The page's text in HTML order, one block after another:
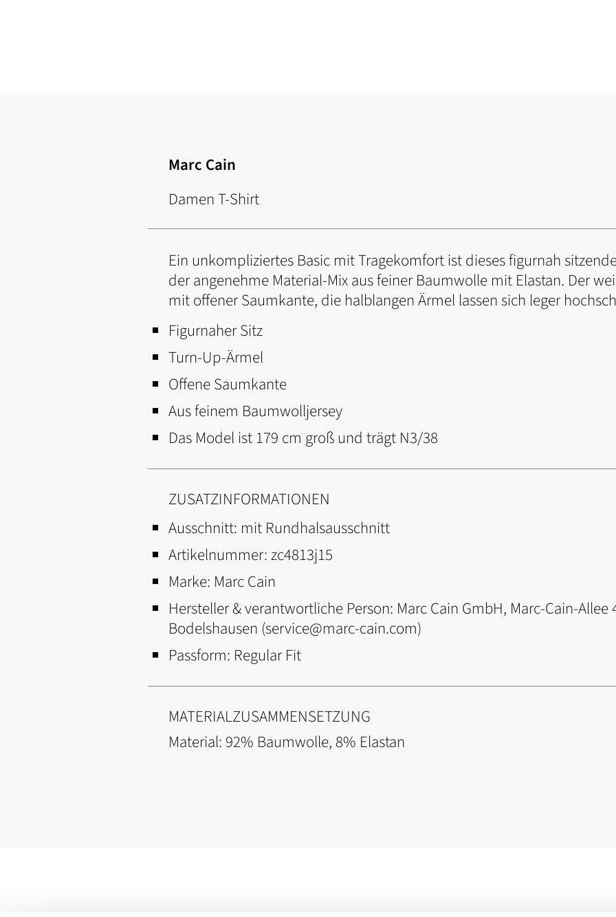
Marc Cain
Damen T-Shirt
Ein unkompliziertes Basic mit Tragekomfort ist dieses figurnah
der angenehme Material-Mix aus feiner Baumwolle mit Elastan. Der
mit offener Saumkante, die halblangen Ärmel lassen sich leger
Figurnaher Sitz
Turn-Up-Ärmel
Offene Saumkante
Aus feinem Baumwolljersey
Das Model ist 179 cm groß und trägt N3/38
ZUSATZINFORMATIONEN
Ausschnitt: mit Rundhalsausschnitt
Artikelnummer:zc4813j15
Marke: Marc Cain
Hersteller & verantwortliche Person: Marc Cain GmbH, Marc-Cain-Allee
Bodelshausen (service@marc-cain.com)
Passform: Regular Fit
MATERIALZUSAMMENSETZUNG
Material: 92% Baumwolle, 8% Elastan